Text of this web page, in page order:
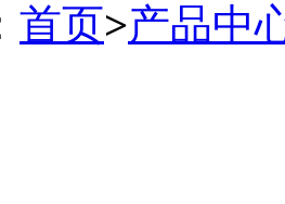
首页>产品中